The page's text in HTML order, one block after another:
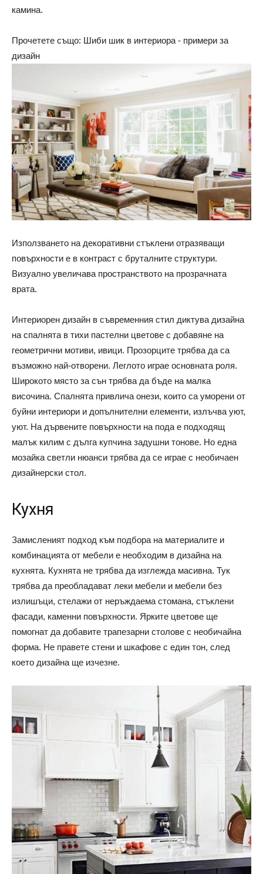
камина.
Прочетете също: Шиби шик в интериора - примери за
дизайн
Използването на декоративни стъклени отразяващи
повърхности е в контраст с бруталните структури.
Визуално увеличава пространството на прозрачната
врата.
Интериорен дизайн в съвременния стил диктува дизайна
на спалнята в тихи пастелни цветове с добавяне на
геометрични мотиви, ивици. Прозорците трябва да са
възможно най-отворени. Леглото играе основната роля.
Широкото място за сън трябва да бъде на малка
височина. Спалнята привлича онези, които са уморени от
буйни интериори и допълнителни елементи, излъчва уют,
уют. На дървените повърхности на пода е подходящ
малък килим с дълга купчина задушни тонове. Но една
мозайка светли нюанси трябва да се играе с необичаен
дизайнерски стол.
Кухня
Замисленият подход към подбора на материалите и
комбинацията от мебели е необходим в дизайна на
кухнята. Кухнята не трябва да изглежда масивна. Тук
трябва да преобладават леки мебели и мебели без
излишъци, стелажи от неръждаема стомана, стъклени
фасади, каменни повърхности. Ярките цветове ще
помогнат да добавите трапезарни столове с необичайна
форма. Не правете стени и шкафове с един тон, след
което дизайна ще изчезне.